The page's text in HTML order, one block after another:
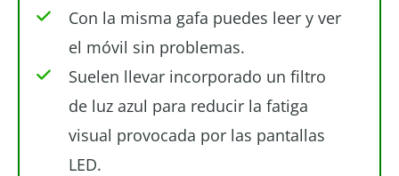
Con la misma gafa puedes leer y ver
el móvil sin problemas.
Suelen llevar incorporado un filtro
de luz azul para reducir la fatiga
visual provocada por las pantallas
LED.